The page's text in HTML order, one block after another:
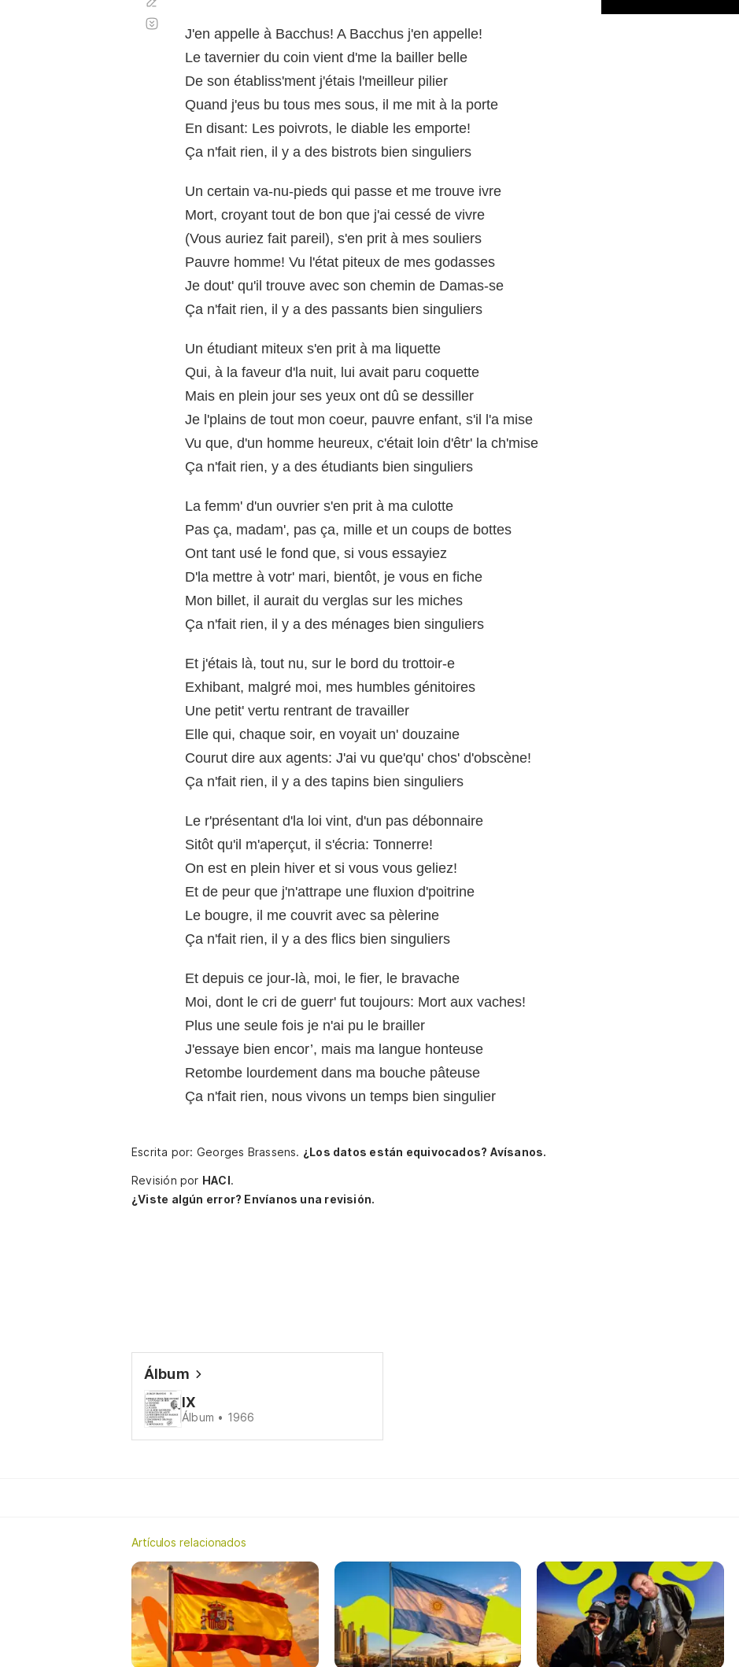
J'en appelle à Bacchus! A Bacchus j'en appelle!
Le tavernier du coin vient d'me la bailler belle
De son établiss'ment j'étais l'meilleur pilier
Quand j'eus bu tous mes sous, il me mit à la porte
En disant: Les poivrots, le diable les emporte!
Ça n'fait rien, il y a des bistrots bien singuliers
Un certain va-nu-pieds qui passe et me trouve ivre
Mort, croyant tout de bon que j'ai cessé de vivre
(Vous auriez fait pareil), s'en prit à mes souliers
Pauvre homme! Vu l'état piteux de mes godasses
Je dout' qu'il trouve avec son chemin de Damas-se
Ça n'fait rien, il y a des passants bien singuliers
Un étudiant miteux s'en prit à ma liquette
Qui, à la faveur d'la nuit, lui avait paru coquette
Mais en plein jour ses yeux ont dû se dessiller
Je l'plains de tout mon coeur, pauvre enfant, s'il l'a mise
Vu que, d'un homme heureux, c'était loin d'êtr' la ch'mise
Ça n'fait rien, y a des étudiants bien singuliers
La femm' d'un ouvrier s'en prit à ma culotte
Pas ça, madam', pas ça, mille et un coups de bottes
Ont tant usé le fond que, si vous essayiez
D'la mettre à votr' mari, bientôt, je vous en fiche
Mon billet, il aurait du verglas sur les miches
Ça n'fait rien, il y a des ménages bien singuliers
Et j'étais là, tout nu, sur le bord du trottoir-e
Exhibant, malgré moi, mes humbles génitoires
Une petit' vertu rentrant de travailler
Elle qui, chaque soir, en voyait un' douzaine
Courut dire aux agents: J'ai vu que'qu' chos' d'obscène!
Ça n'fait rien, il y a des tapins bien singuliers
Le r'présentant d'la loi vint, d'un pas débonnaire
Sitôt qu'il m'aperçut, il s'écria: Tonnerre!
On est en plein hiver et si vous vous geliez!
Et de peur que j'n'attrape une fluxion d'poitrine
Le bougre, il me couvrit avec sa pèlerine
Ça n'fait rien, il y a des flics bien singuliers
Et depuis ce jour-là, moi, le fier, le bravache
Moi, dont le cri de guerr' fut toujours: Mort aux vaches!
Plus une seule fois je n'ai pu le brailler
J'essaye bien encor’, mais ma langue honteuse
Retombe lourdement dans ma bouche pâteuse
Ça n'fait rien, nous vivons un temps bien singulier
automático
Escrita por: Georges Brassens. ¿Los datos están equivocados? Avísanos.
Revisión por HACI.
¿Viste algún error? Envíanos una revisión.
Álbum
IX
Álbum • 1966
Artículos relacionados